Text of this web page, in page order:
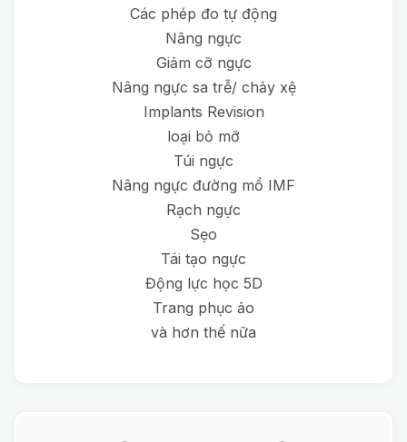
Các phép đo tự động
Nâng ngực
Giảm cỡ ngực
Nâng ngực sa trễ/ chảy xệ
Implants Revision
loại bỏ mỡ
Túi ngực
Nâng ngực đường mổ IMF
Rạch ngực
Sẹo
Tái tạo ngực
Động lực học 5D
Trang phục ảo
và hơn thế nữa